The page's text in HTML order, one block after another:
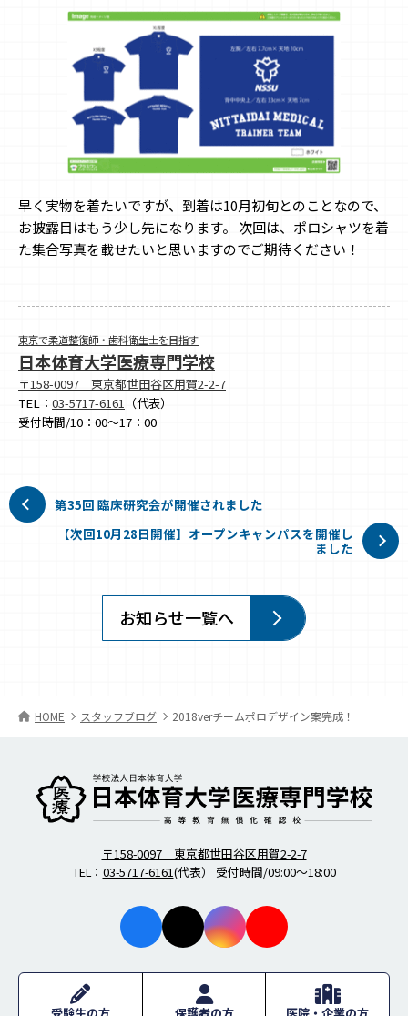
早く実物を着たいですが、到着は10月初旬とのことなので、
お披露目はもう少し先になります。 次回は、ポロシャツを着
た集合写真を載せたいと思いますのでご期待ください！
東京で柔道整復師・歯科衛生士を目指す
日本体育大学医療専門学校
〒158-0097 東京都世田谷区用賀2-2-7
TEL： 03-5717-6161 （代表）
受付時間/10：00～17：00
第35回 臨床研究会が開催されました
【次回10月28日開催】オープンキャンパスを開催し
ました
お知らせ一覧へ
HOME スタッフブログ 2018verチームポロデザイン案完成！
ok
am
e
〒158-0097 東京都世田谷区用賀2-2-7
TEL： 03-5717-6161(代表） 受付時間/09:00～18:00
受験生の方 保護者の方 医院・企業の方